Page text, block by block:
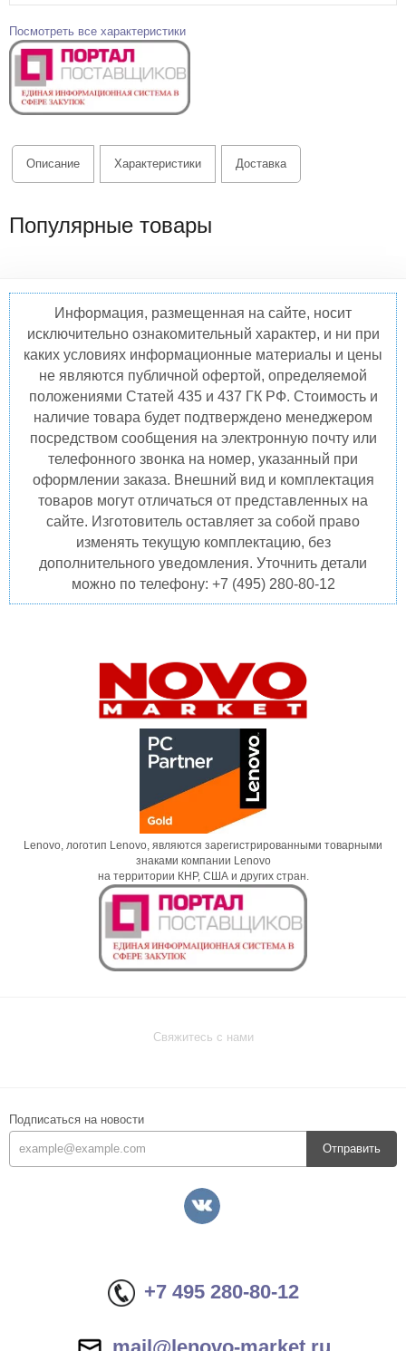
Посмотреть все характеристики
Описание Характеристики Доставка
Популярные товары
Информация, размещенная на сайте, носит
исключительно ознакомительный характер, и ни при
каких условиях информационные материалы и цены
не являются публичной офертой, определяемой
положениями Статей 435 и 437 ГК РФ. Стоимость и
наличие товара будет подтверждено менеджером
посредством сообщения на электронную почту или
телефонного звонка на номер, указанный при
оформлении заказа. Внешний вид и комплектация
товаров могут отличаться от представленных на
сайте. Изготовитель оставляет за собой право
изменять текущую комплектацию, без
дополнительного уведомления. Уточнить детали
можно по телефону: +7 (495) 280-80-12
Lenovo, логотип Lenovo, являются зарегистрированными товарными
знаками компании Lenovo
на территории КНР, США и других стран.
Свяжитесь с нами
Подписаться на новости
Отправить
+7 495 280-80-12